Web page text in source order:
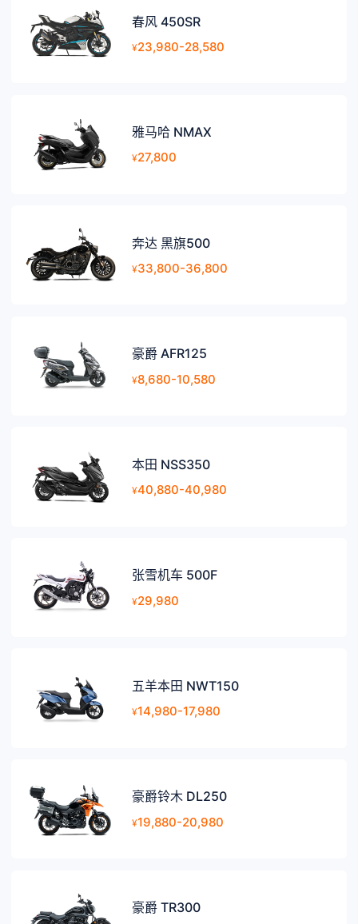
春风 450SR
¥23,980-28,580
雅马哈 NMAX
¥27,800
奔达 黑旗500
¥33,800-36,800
豪爵 AFR125
¥8,680-10,580
本田 NSS350
¥40,880-40,980
张雪机车 500F
¥29,980
五羊本田 NWT150
¥14,980-17,980
豪爵铃木 DL250
¥19,880-20,980
豪爵 TR300